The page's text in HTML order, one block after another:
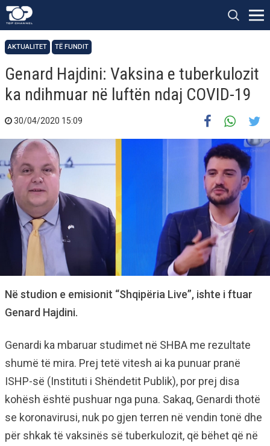
AKTUALITET TË FUNDIT
Genard Hajdini: Vaksina e tuberkulozit
ka ndihmuar në luftën ndaj COVID-19
30/04/2020 15:09
Në studion e emisionit “Shqipëria Live”, ishte i ftuar
Genard Hajdini.
Genardi ka mbaruar studimet në SHBA me rezultate
shumë të mira. Prej tetë vitesh ai ka punuar pranë
ISHP-së (Instituti i Shëndetit Publik), por prej disa
kohësh është pushuar nga puna. Sakaq, Genardi thotë
se koronavirusi, nuk po gjen terren në vendin tonë dhe
për shkak të vaksinës së tuberkulozit, që bëhet që në